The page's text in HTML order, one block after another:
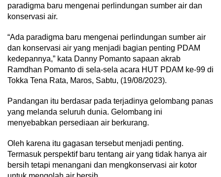
paradigma baru mengenai perlindungan sumber air dan
konservasi air.
“Ada paradigma baru mengenai perlindungan sumber air
dan konservasi air yang menjadi bagian penting PDAM
kedepannya,” kata Danny Pomanto sapaan akrab
Ramdhan Pomanto di sela-sela acara HUT PDAM ke-99 di
Tokka Tena Rata, Maros, Sabtu, (19/08/2023).
Pandangan itu berdasar pada terjadinya gelombang panas
yang melanda seluruh dunia. Gelombang ini
menyebabkan persediaan air berkurang.
Oleh karena itu gagasan tersebut menjadi penting.
Termasuk perspektif baru tentang air yang tidak hanya air
bersih tetapi menangani dan mengkonservasi air kotor